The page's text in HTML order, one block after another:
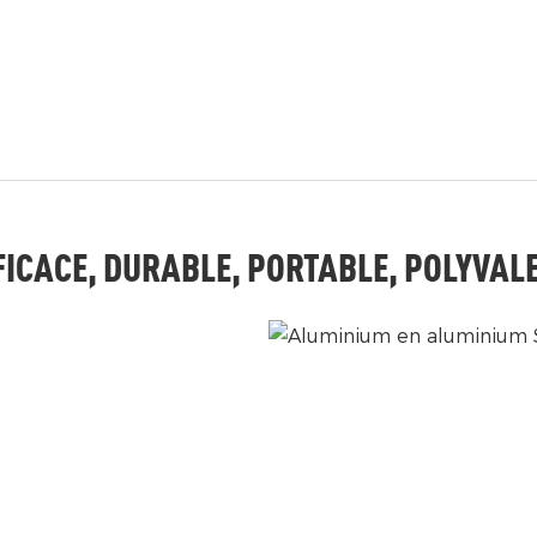
DURABLE, PORTABLE,